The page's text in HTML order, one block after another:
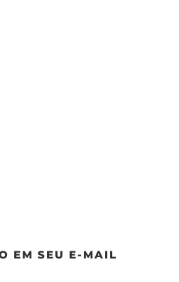
EM SEU E-MAIL